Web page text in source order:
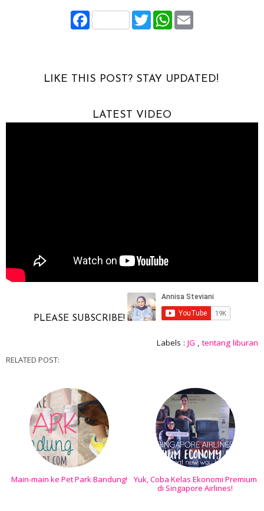
F
a
o
k
T
w
r
W
p
p
LIKE THIS POST? STAY UPDATED!
LATEST VIDEO
PLEASE SUBSCRIBE!
Labels : JG ,tentang liburan
RELATED POST:
Main-main ke Pet Park Bandung!
Yuk, Coba Kelas Ekonomi Premium
di Singapore Airlines!